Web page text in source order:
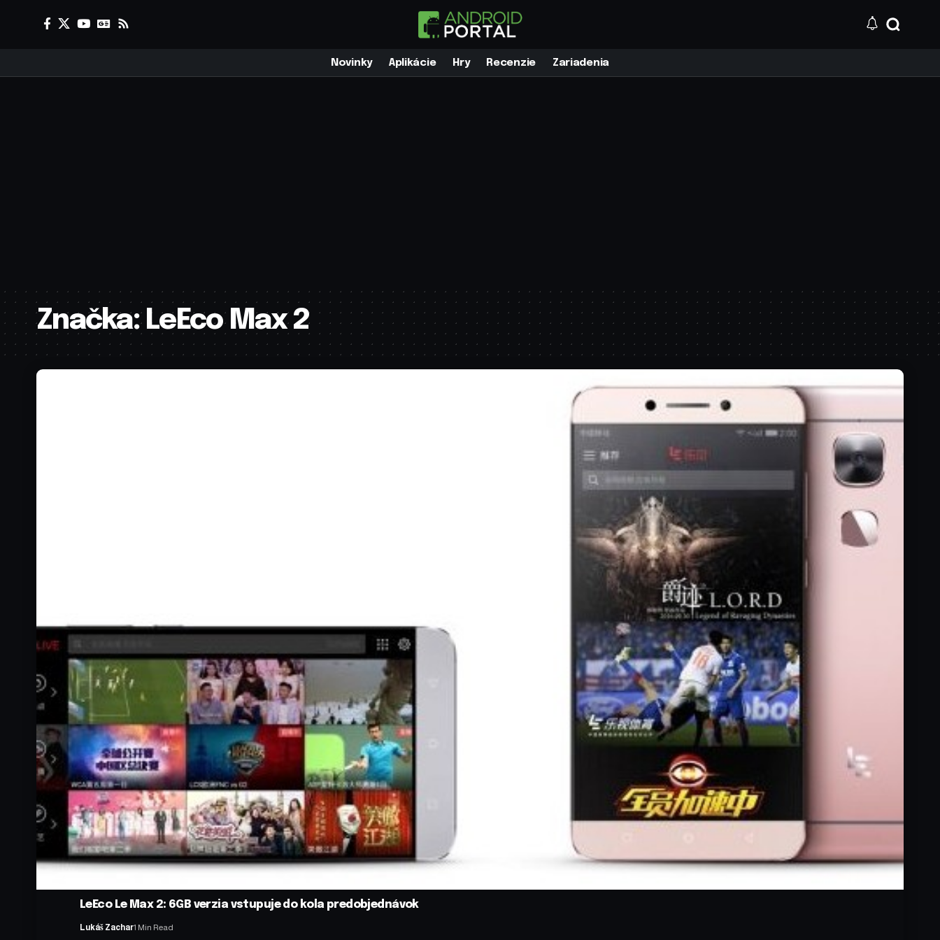
Novinky Aplikácie Hry Recenzie Zariadenia
Značka: LeEco Max 2
LeEco Le Max 2: 6GB verzia vstupuje do kola predobjednávok
Lukáš Zachar1 Min Read